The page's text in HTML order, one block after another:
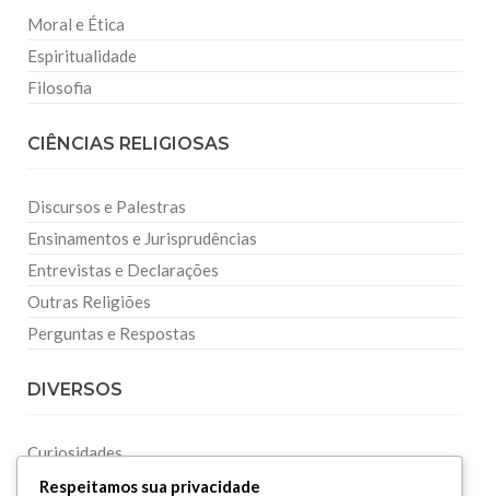
Moral e Ética
Espiritualidade
Filosofia
CIÊNCIAS RELIGIOSAS
Discursos e Palestras
Ensinamentos e Jurisprudências
Entrevistas e Declarações
Outras Religiões
Perguntas e Respostas
DIVERSOS
Curiosidades
Dicionário Islâmico
Respeitamos sua privacidade